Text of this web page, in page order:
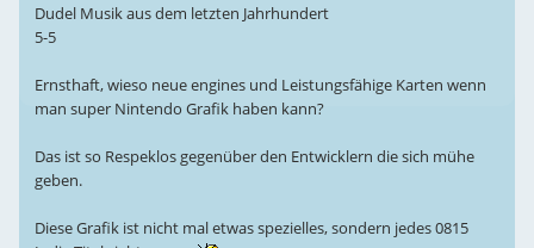
Dudel Musik aus dem letzten Jahrhundert
5-5
Ernsthaft, wieso neue engines und Leistungsfähige Karten wenn
man super Nintendo Grafik haben kann?
Das ist so Respeklos gegenüber den Entwicklern die sich mühe
geben.
Diese Grafik ist nicht mal etwas spezielles, sondern jedes 0815